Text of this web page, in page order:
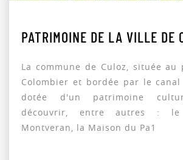
PATRIMOINE DE LA VILLE DE
La commune de Culoz, située au
Colombier et bordée par le
dotée d'un patrimoine
découvrir, entre autres : le
Montveran, la Maison du Pa1